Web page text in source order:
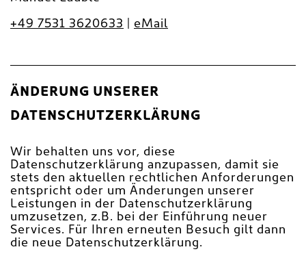
+49 7531 3620633
eMail
ÄNDERUNG UNSERER
DATENSCHUTZERKLÄRUNG
Wir behalten uns vor, diese
Datenschutzerklärung anzupassen, damit sie
stets den aktuellen rechtlichen Anforderungen
entspricht oder um Änderungen unserer
Leistungen in der Datenschutzerklärung
umzusetzen, z.B. bei der Einführung neuer
Services. Für Ihren erneuten Besuch gilt dann
die neue Datenschutzerklärung.